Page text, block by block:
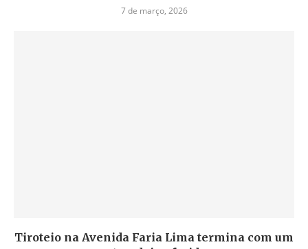
7 de março, 2026
Tiroteio na Avenida Faria Lima termina com um